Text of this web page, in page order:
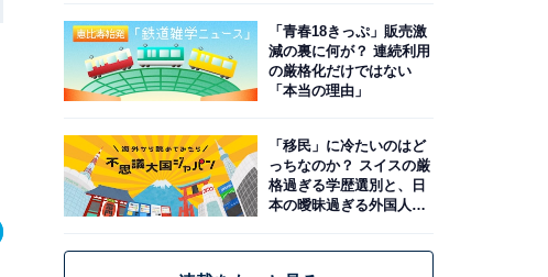
「青春18きっぷ」販売激
減の裏に何が？ 連続利用
の厳格化だけではない
「本当の理由」
「移民」に冷たいのはど
っちなのか？ スイスの厳
格過ぎる学歴選別と、日
本の曖昧過ぎる外国人政